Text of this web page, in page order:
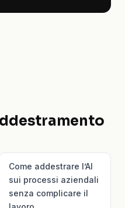
Come addestrare l’AI
sui processi aziendali
senza complicare il